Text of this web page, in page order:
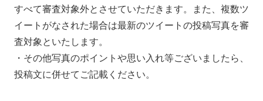
すべて審査対象外とさせていただきます。また、複数ツ
イートがなされた場合は最新のツイートの投稿写真を審
査対象といたします。
・その他写真のポイントや思い入れ等ございましたら、
投稿文に併せてご記載ください。